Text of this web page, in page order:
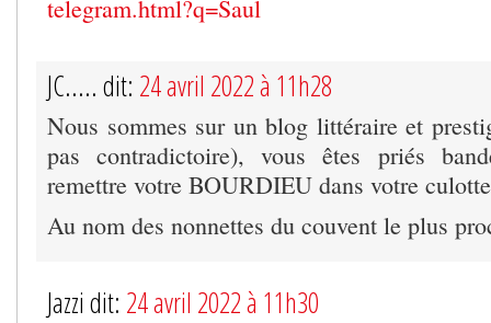
telegram.html?q=Saul
JC..... dit: 24 avril 2022 à 11h28
Nous sommes sur un blog littéraire et
pas contradictoire), vous êtes priés
remettre votre BOURDIEU dans votre
Au nom des nonnettes du couvent le plus
Jazzi dit: 24 avril 2022 à 11h30